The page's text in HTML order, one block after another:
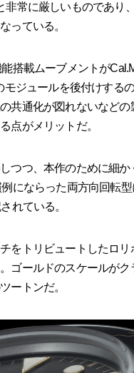
常に厳しいものであり
っている。
載ムーブメントが
ジュールを後付けする
共通化が図れないなどの
点がメリットだ。
つつ、本作のために細か
にならった両方向回転
れている。
をトリビュートしたロリ
ゴールドのスケールが
ートンだ。